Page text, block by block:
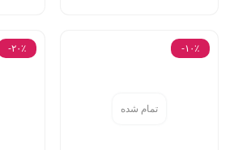
تمام شده
-۱۰٪ -۲۰٪